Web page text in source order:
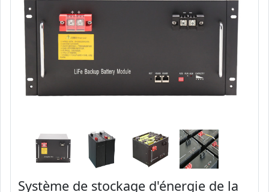
Système de stockage d'énergie de la